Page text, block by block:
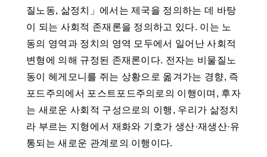
질노동, 삶정치」에서는 제국을 정의하는 데 바탕
이 되는 사회적 존재론을 정의하고 있다. 이는 노
동의 영역과 정치의 영역 모두에서 일어난 사회적
변형에 의해 규정된 존재론이다. 전자는 비물질노
동이 헤게모니를 쥐는 상황으로 옮겨가는 경향, 즉
포드주의에서 포스트포드주의로의 이행이며, 후자
는 새로운 사회적 구성으로의 이행, 우리가 삶정치
라 부르는 지형에서 재화와 기호가 생산·재생산·유
통되는 새로운 관계로의 이행이다.